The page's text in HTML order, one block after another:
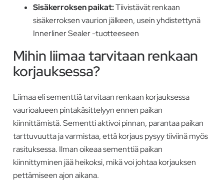
Sisäkerroksen paikat:Tiivistävät renkaan
sisäkerroksen vaurion jälkeen, usein yhdistettynä
Innerliner Sealer -tuotteeseen
Mihin liimaa tarvitaan renkaan
korjauksessa?
Liimaa eli sementtiä tarvitaan renkaan korjauksessa
vaurioalueen pintakäsittelyyn ennen paikan
kiinnittämistä. Sementti aktivoi pinnan, parantaa paikan
tarttuvuutta ja varmistaa, että korjaus pysyy tiiviinä myös
rasituksessa. Ilman oikeaa sementtiä paikan
kiinnittyminen jää heikoksi, mikä voi johtaa korjauksen
pettämiseen ajon aikana.